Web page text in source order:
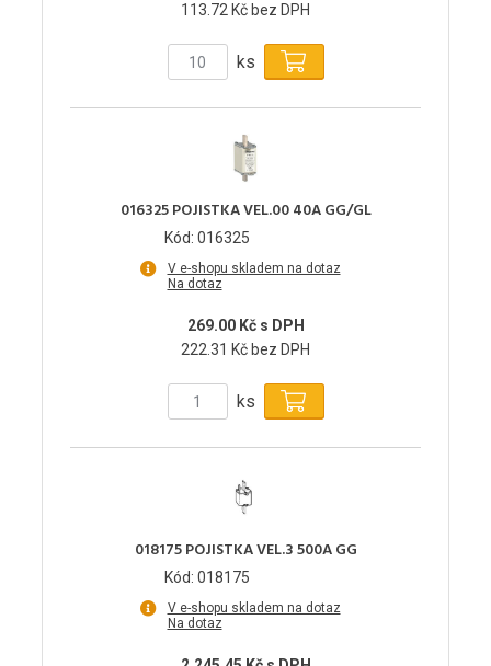
113.72 Kč bez DPH
ks
016325 POJISTKA VEL.00 40A GG/GL
Kód: 016325
V e-shopu skladem na dotaz
Na dotaz
269.00 Kč s DPH
222.31 Kč bez DPH
ks
018175 POJISTKA VEL.3 500A GG
Kód: 018175
V e-shopu skladem na dotaz
Na dotaz